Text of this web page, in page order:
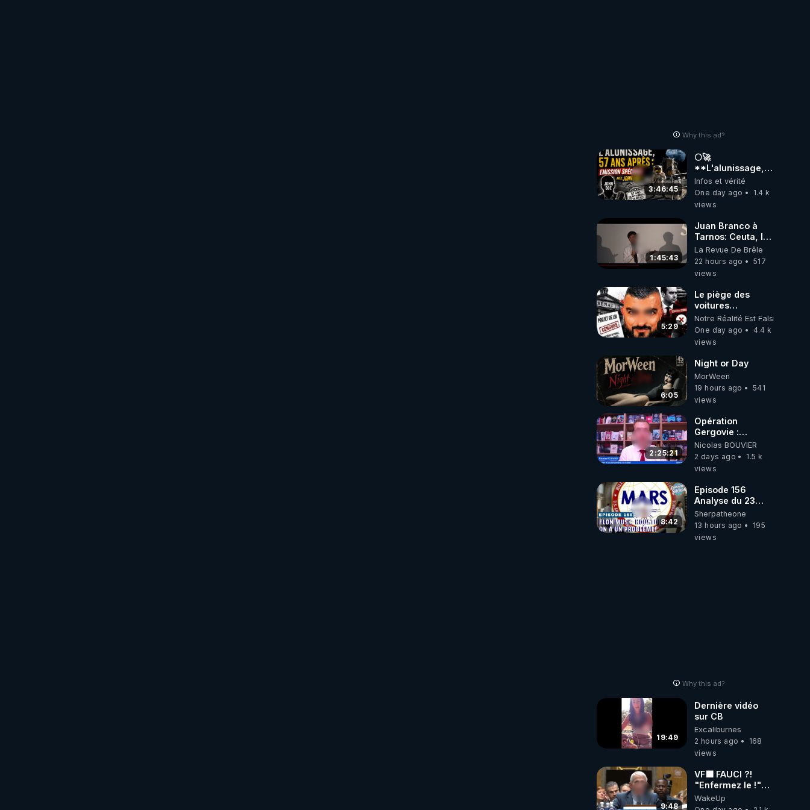
Why this ad?
3:46:45
🌕🚀
**L'alunissage,
57 ans après :
Émission spéciale
avec John Doe
Infos et vérité
One day ago
1.4 k
views
1:45:43
Juan Branco à
Tarnos: Ceuta, le
narcotrafic et le
pouvoir en France
La Revue De Brêle
22 hours ago
517
views
5:29
Le piège des
voitures
électriques se
referme sur les
usagers !
Notre Réalité Est Falsifiée Et
One day ago
4.4 k
views
6:05
Night or Day
MorWeen
19 hours ago
541
views
2:25:21
Opération
Gergovie :
‪@38resistancegauloise‬
‪@MarionSigautOfficiel‬
‪@gladysriifard5710‬
Nicolas BOUVIER
2 days ago
1.5 k
views
8:42
Episode 156
Analyse du 23
février 2025 Elon
Musk : Houston ,
on a un problème
Sherpatheone
13 hours ago
195
views
Why this ad?
19:49
Dernière vidéo
sur CB
Excaliburnes
2 hours ago
168
views
9:48
VF🟩 FAUCI ?!
"Enfermez le !"
(Lock him up!) -
Quartz Traduction
WakeUp